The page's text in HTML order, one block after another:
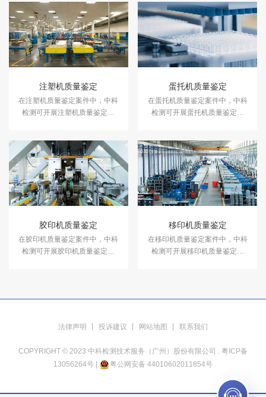
注塑机质量鉴定
在注塑机质量鉴定案件中，中科
检测可开展注塑机质量鉴定服
蛋托机质量鉴定
在蛋托机质量鉴定案件中，中科
检测可开展蛋托机质量鉴定服
胶印机质量鉴定
在胶印机质量鉴定案件中，中科
检测可开展胶印机质量鉴定服
移印机质量鉴定
在移印机质量鉴定案件中，中科
检测可开展移印机质量鉴定服
法律声明 投诉建议 网站地图 联系我们
COPYRIGHT © 2023 中科检测技术服务（广州）股份有限公司 . 粤ICP备
13056264号 | 粤公网安备 44010602011854号